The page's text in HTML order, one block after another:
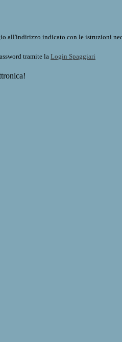
all'indirizzo indicato con le istruzioni
tramite la Login Spaggiari